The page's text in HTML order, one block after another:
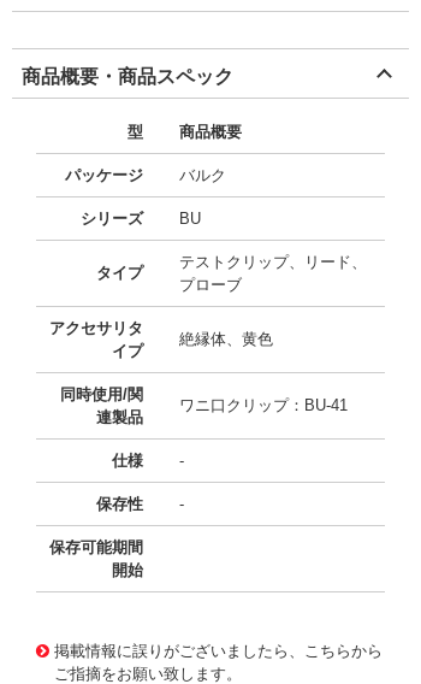
商品概要・商品スペック
型 商品概要
パッケージ バルク
シリーズ BU
タイプ
テストクリップ、リード、
プローブ
アクセサリタ
イプ
絶縁体、黄色
同時使用/関
連製品
ワニ口クリップ：BU-41
仕様 -
保存性 -
保存可能期間
開始
掲載情報に誤りがございましたら、こちらから
ご指摘をお願い致します。